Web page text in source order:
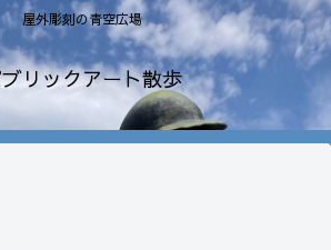
屋外彫刻の青空広場
リックアート散歩